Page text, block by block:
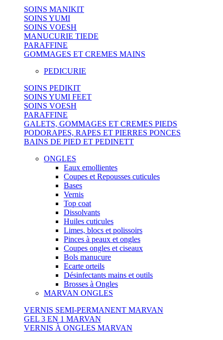
SOINS MANIKIT
SOINS YUMI
SOINS VOESH
MANUCURIE TIEDE
PARAFFINE
GOMMAGES ET CREMES MAINS
PEDICURIE
SOINS PEDIKIT
SOINS YUMI FEET
SOINS VOESH
PARAFFINE
GALETS, GOMMAGES ET CREMES PIEDS
PODORAPES, RAPES ET PIERRES PONCES
BAINS DE PIED ET PEDINETT
ONGLES
Eaux emollientes
Coupes et Repousses cuticules
Bases
Vernis
Top coat
Dissolvants
Huiles cuticules
Limes, blocs et polissoirs
Pinces à peaux et ongles
Coupes ongles et ciseaux
Bols manucure
Ecarte orteils
Désinfectants mains et outils
Brosses à Ongles
MARVAN ONGLES
VERNIS SEMI-PERMANENT MARVAN
GEL 3 EN 1 MARVAN
VERNIS À ONGLES MARVAN